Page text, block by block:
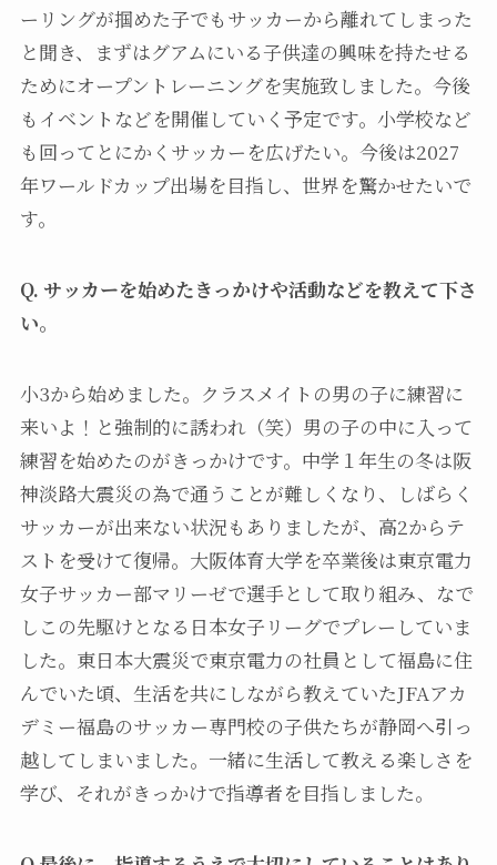
ーリングが掴めた子でもサッカーから離れてしまった
と聞き、まずはグアムにいる子供達の興味を持たせる
ためにオープントレーニングを実施致しました。今後
もイベントなどを開催していく予定です。小学校など
も回ってとにかくサッカーを広げたい。今後は2027
年ワールドカップ出場を目指し、世界を驚かせたいで
す。
Q. サッカーを始めたきっかけや活動などを教えて下さ
い。
小3から始めました。クラスメイトの男の子に練習に
来いよ！と強制的に誘われ（笑）男の子の中に入って
練習を始めたのがきっかけです。中学１年生の冬は阪
神淡路大震災の為で通うことが難しくなり、しばらく
サッカーが出来ない状況もありましたが、高2からテ
ストを受けて復帰。大阪体育大学を卒業後は東京電力
女子サッカー部マリーゼで選手として取り組み、なで
しこの先駆けとなる日本女子リーグでプレーしていま
した。東日本大震災で東京電力の社員として福島に住
んでいた頃、生活を共にしながら教えていたJFAアカ
デミー福島のサッカー専門校の子供たちが静岡へ引っ
越してしまいました。一緒に生活して教える楽しさを
学び、それがきっかけで指導者を目指しました。